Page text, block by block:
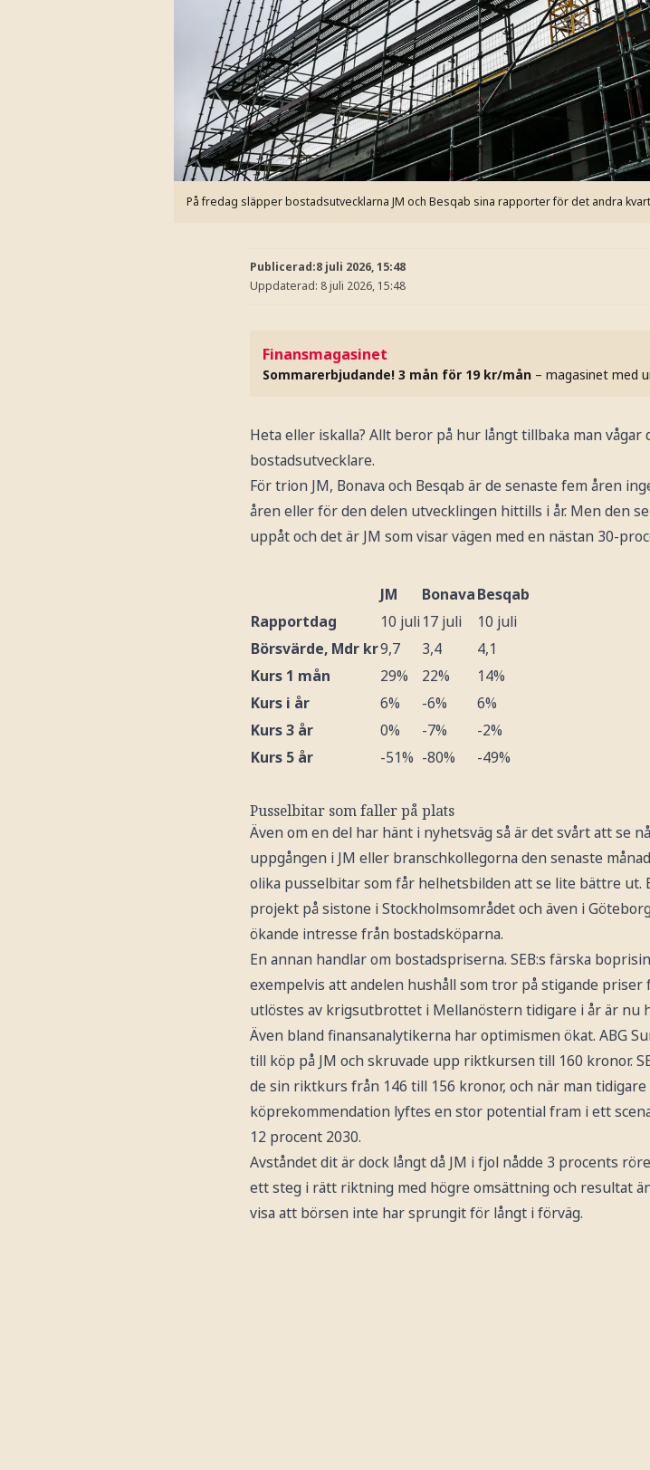
På fredag släpper bostadsutvecklarna JM och Besqab sina rapporter för det andra
Publicerad:8 juli 2026, 15:48
Uppdaterad: 8 juli 2026, 15:48
Finansmagasinet
Sommarerbjudande! 3 mån för 19 kr/mån – magasinet med
Heta eller iskalla? Allt beror på hur långt tillbaka man
bostadsutvecklare.
För trion JM, Bonava och Besqab är de senaste fem åren
åren eller för den delen utvecklingen hittills i år. Men den
uppåt och det är JM som visar vägen med en nästan 30-
JM BonavaBesqab
Rapportdag
10 juli 17 juli
10 juli
Börsvärde, Mdr kr9,7 3,4
4,1
Kurs 1 mån
29% 22%
14%
Kurs i år
6% -6%
6%
Kurs 3 år
0% -7%
-2%
Kurs 5 år
-51% -80% -49%
Pusselbitar som faller på plats
Även om en del har hänt i nyhetsväg så är det svårt att se
uppgången i JM eller branschkollegorna den senaste
olika pusselbitar som får helhetsbilden att se lite bättre ut.
projekt på sistone i Stockholmsområdet och även i
ökande intresse från bostadsköparna.
En annan handlar om bostadspriserna. SEB:s färska
exempelvis att andelen hushåll som tror på stigande
utlöstes av krigsutbrottet i Mellanöstern tidigare i år är nu
Även bland finansanalytikerna har optimismen ökat. ABG
till köp på JM och skruvade upp riktkursen till 160 kronor.
de sin riktkurs från 146 till 156 kronor, och när man
köprekommendation lyftes en stor potential fram i ett
12 procent 2030.
Avståndet dit är dock långt då JM i fjol nådde 3 procents
ett steg i rätt riktning med högre omsättning och resultat
visa att börsen inte har sprungit för långt i förväg.